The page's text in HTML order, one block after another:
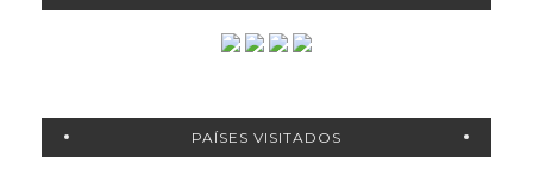
PAÍSES VISITADOS